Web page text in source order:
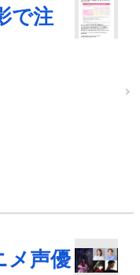
で注
メ声優